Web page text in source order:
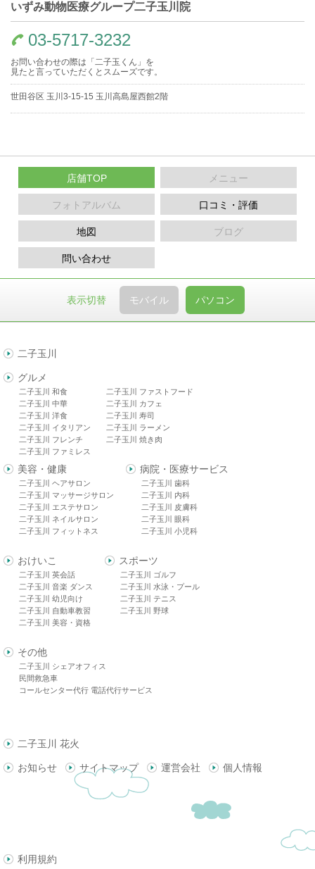
いずみ動物医療グループ二子玉川院
03-5717-3232
お問い合わせの際は「二子玉くん」を
見たと言っていただくとスムーズです。
世田谷区 玉川3-15-15 玉川高島屋西館2階
店舗TOP メニュー
フォトアルバム 口コミ・評価
地図 ブログ
問い合わせ
表示切替 モバイル パソコン
二子玉川
グルメ
二子玉川 和食
二子玉川 中華
二子玉川 洋食
二子玉川 イタリアン
二子玉川 フレンチ
二子玉川 ファミレス
二子玉川 ファストフード
二子玉川 カフェ
二子玉川 寿司
二子玉川 ラーメン
二子玉川 焼き肉
美容・健康
二子玉川 ヘアサロン
二子玉川 マッサージサロン
二子玉川 エステサロン
二子玉川 ネイルサロン
二子玉川 フィットネス
病院・医療サービス
二子玉川 歯科
二子玉川 内科
二子玉川 皮膚科
二子玉川 眼科
二子玉川 小児科
おけいこ
二子玉川 英会話
二子玉川 音楽 ダンス
二子玉川 幼児向け
二子玉川 自動車教習
二子玉川 美容・資格
スポーツ
二子玉川 ゴルフ
二子玉川 水泳・プール
二子玉川 テニス
二子玉川 野球
その他
二子玉川 シェアオフィス
民間救急車
コールセンター代行 電話代行サービス
二子玉川 花火
お知らせ サイトマップ 運営会社 個人情報
利用規約